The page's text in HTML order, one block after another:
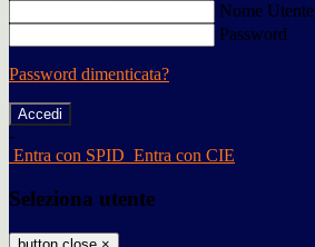
Nome Utente
Password
Password dimenticata?
-
Entra con SPID Entra con CIE
Seleziona utente